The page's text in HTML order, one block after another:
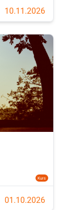
10.11.2026
Kurs
01.10.2026